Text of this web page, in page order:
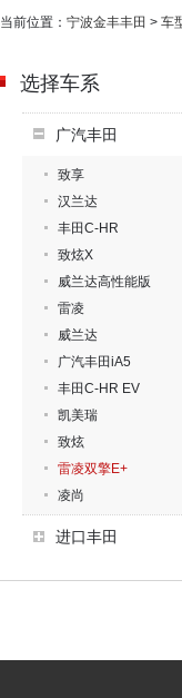
当前位置： 宁波金丰丰田 > 车
选择车系
广汽丰田
致享
汉兰达
丰田C-HR
致炫X
威兰达高性能版
雷凌
威兰达
广汽丰田iA5
丰田C-HR EV
凯美瑞
致炫
雷凌双擎E+
凌尚
进口丰田